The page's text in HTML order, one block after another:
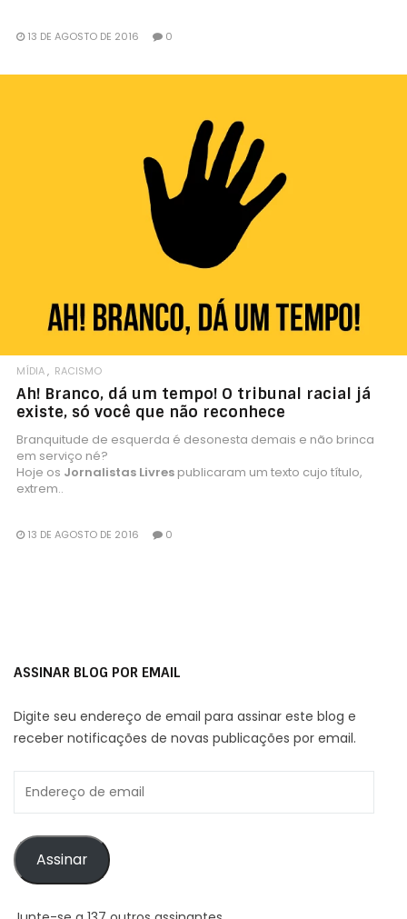
13 DE AGOSTO DE 2016 0
MÍDIA RACISMO
Ah! Branco, dá um tempo! O tribunal racial já
existe, só você que não reconhece
Branquitude de esquerda é desonesta demais e não brinca
em serviço né?
Hoje os Jornalistas Livres publicaram um texto cujo título,
extrem..
13 DE AGOSTO DE 2016 0
ASSINAR BLOG POR EMAIL
Digite seu endereço de email para assinar este blog e
receber notificações de novas publicações por email.
de
Assinar